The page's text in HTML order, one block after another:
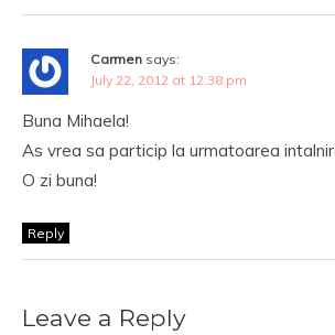
Carmen says:
July 22, 2012 at 12:38 pm
Buna Mihaela!
As vrea sa particip la urmatoarea
O zi buna!
Reply
Leave a Reply